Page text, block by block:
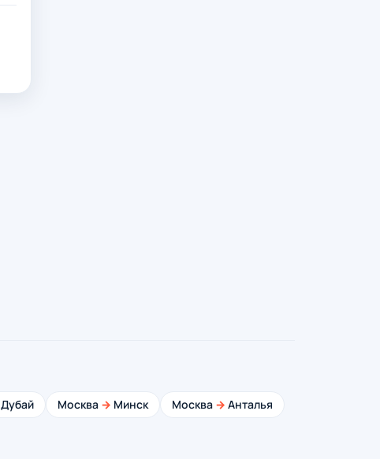
Дубай Москва → Минск Москва → Анталья